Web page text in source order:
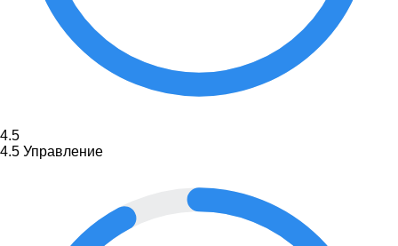
4.5
4.5 Управление